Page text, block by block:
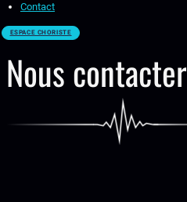
Contact
ESPACE CHORISTE
Nous contacter